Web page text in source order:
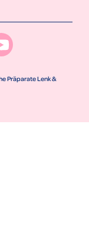
Präparate Lenk &